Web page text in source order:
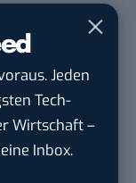
Jeden
Tech-
Wirtschaft –
Inbox.
(m/w/d)